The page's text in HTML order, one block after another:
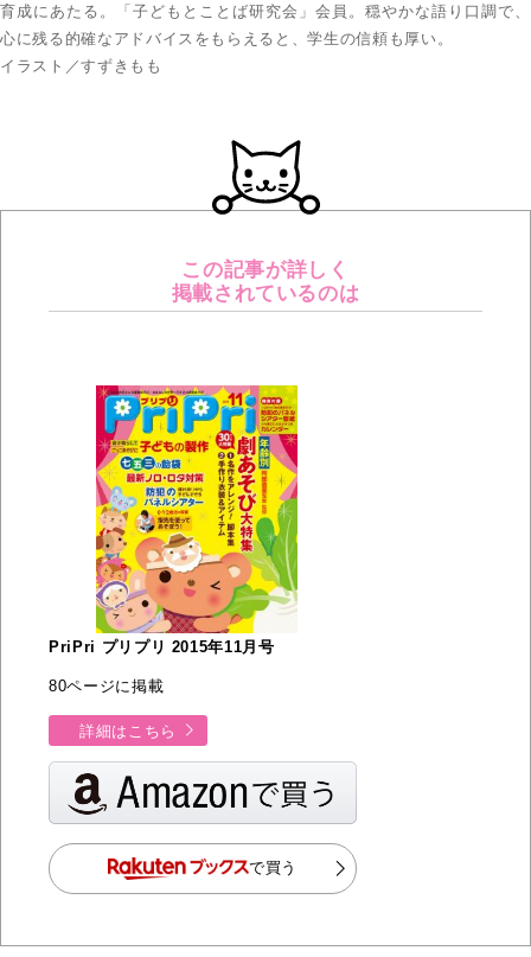
育成にあたる。「子どもとことば研究会」会員。穏やかな語り口調で、
心に残る的確なアドバイスをもらえると、学生の信頼も厚い。
イラスト／すずきもも
この記事が詳しく
掲載されているのは
PriPri プリプリ 2015年11月号
80ページに掲載
詳細はこちら
で買う